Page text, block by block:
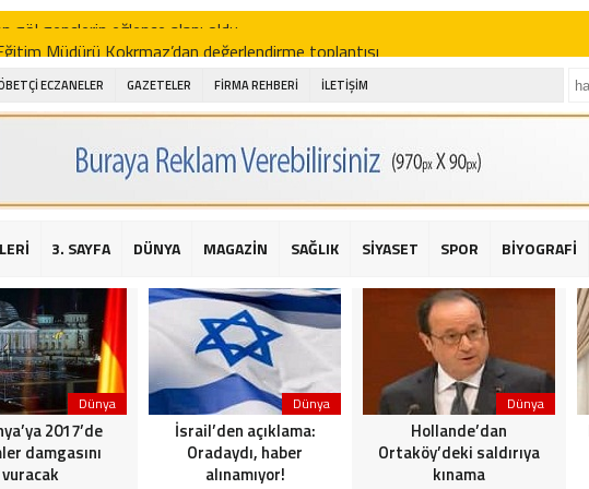
Müdürü Kokrmaz’dan değerlendirme toplantısı
Alibeyoğlu, Aile Destek Merkezini ziyaret etti
ıhlamur piyasalarda
şehitleri için bayraklı kayak gösterileri düzenlenecek
için yardım kermesi
2016 yılı değerlendirmesi
Sarıyer Çayırbaşı Cezayirli Hasan Paşa Camii’nde silahlı saldırı: 2 yaralı
Bahçeli’den Reina’ya düzenlenen terör saldırısına ilişkin açıklama
ECZANELER GAZETELER FİRMA REHBERİ İLETİŞİM
3. SAYFA DÜNYA MAGAZİN SAĞLIK SİYASET SPOR BİYOGRAFİ
Dünya
2017’de
damgasını
vuracak
Dünya
İsrail’den açıklama:
Oradaydı, haber
alınamıyor!
Dünya
Hollande’dan
Ortaköy’deki saldırıya
kınama